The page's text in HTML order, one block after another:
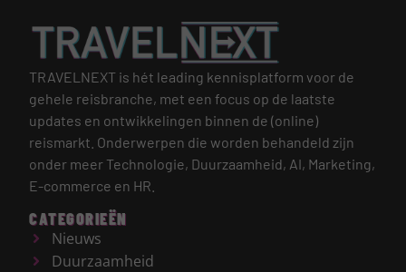
TRAVELNEXT is hét leading kennisplatform voor de
gehele reisbranche, met een focus op de laatste
updates en ontwikkelingen binnen de (online)
reismarkt. Onderwerpen die worden behandeld zijn
onder meer Technologie, Duurzaamheid, AI, Marketing,
E-commerce en HR.
CATEGORIEËN
Nieuws
Duurzaamheid